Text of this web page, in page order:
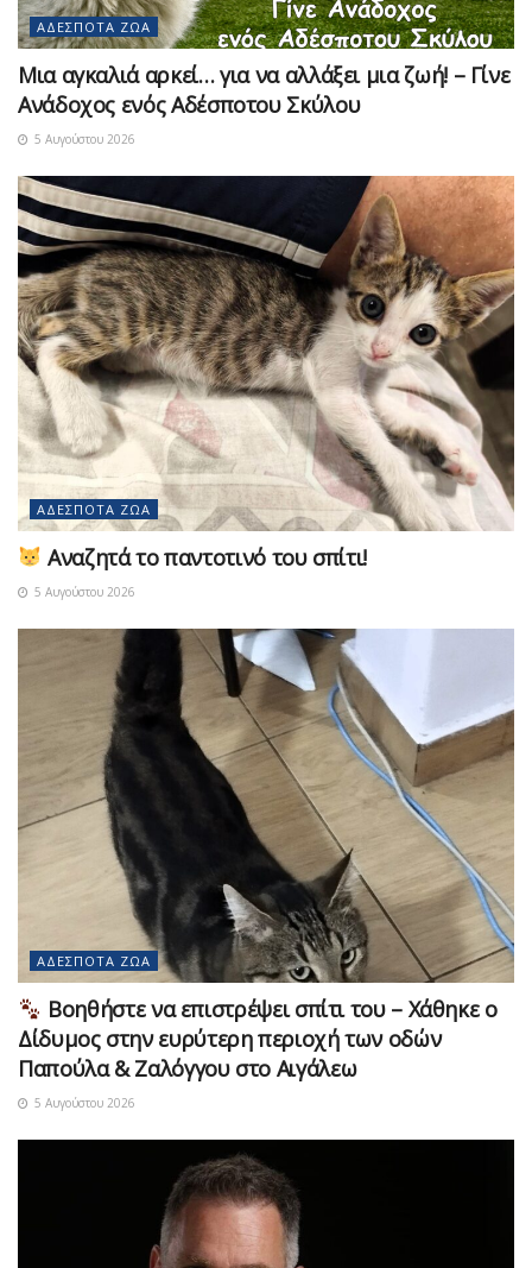
ΑΔΈΣΠΟΤΑ ΖΏΑ
Μια αγκαλιά αρκεί… για να αλλάξει μια ζωή! – Γίνε
Ανάδοχος ενός Αδέσποτου Σκύλου
5 Αυγούστου 2026
ΑΔΈΣΠΟΤΑ ΖΏΑ
Αναζητά το παντοτινό του σπίτι!
5 Αυγούστου 2026
ΑΔΈΣΠΟΤΑ ΖΏΑ
Βοηθήστε να επιστρέψει σπίτι του – Χάθηκε ο
Δίδυμος στην ευρύτερη περιοχή των οδών
Παπούλα & Ζαλόγγου στο Αιγάλεω
5 Αυγούστου 2026